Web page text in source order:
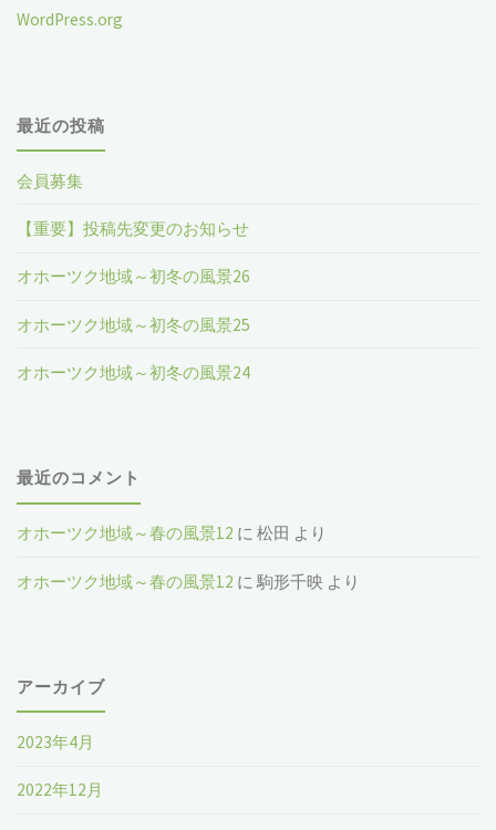
WordPress.org
最近の投稿
会員募集
【重要】投稿先変更のお知らせ
オホーツク地域～初冬の風景26
オホーツク地域～初冬の風景25
オホーツク地域～初冬の風景24
最近のコメント
オホーツク地域～春の風景12 に松田 より
オホーツク地域～春の風景12 に駒形千映 より
アーカイブ
2023年4月
2022年12月